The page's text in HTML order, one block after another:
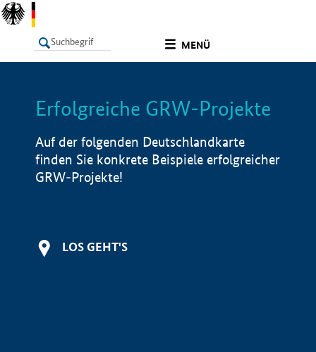
MENÜ
LISTE Info
Erfolgreiche GRW-Projekte
Auf der folgenden Deutschlandkarte
finden Sie konkrete Beispiele erfolgreicher
GRW-Projekte!
LOS GEHT'S